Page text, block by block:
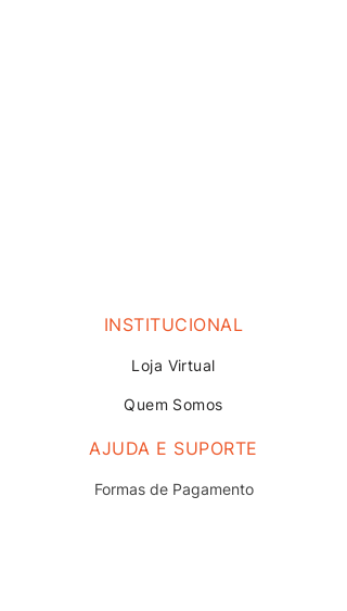
INSTITUCIONAL
Loja Virtual
Quem Somos
AJUDA E SUPORTE
Formas de Pagamento